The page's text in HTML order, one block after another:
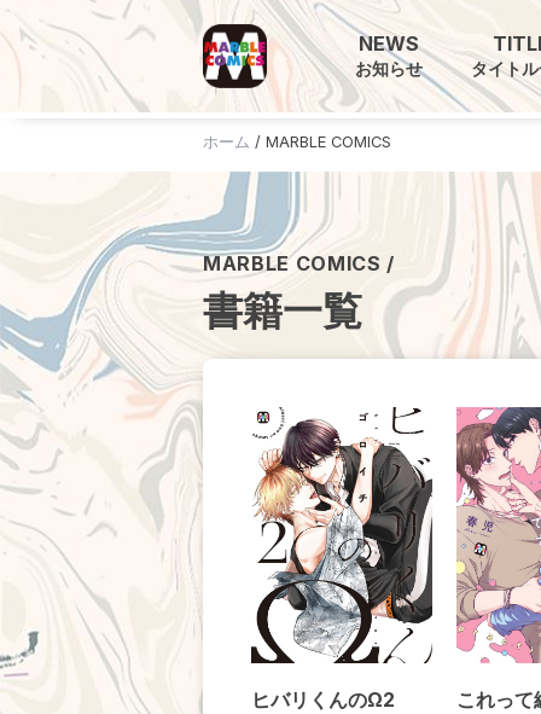
ホーム
お知らせ
タイトル一覧
販売サイト
電子版
グッズ
ご意見・ご感想
お問い合わせ
持ち込み・作品投稿
作家さんへのプレゼント品
ドラマCD
NEWS
お知らせ タイト
ホーム / MARBLE COMICS
MARBLE COMICS /
書籍一覧
ヒバリくんのΩ2
これって